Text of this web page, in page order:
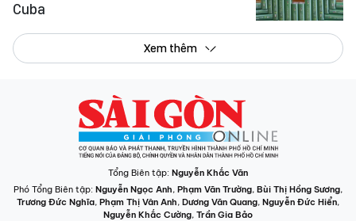
Cuba
Xem thêm
Tổng Biên tập: Nguyễn Khắc Văn
Phó Tổng Biên tập: Nguyễn Ngọc Anh, Phạm Văn Trường, Bùi Thị Hồng Sương,
Trương Đức Nghĩa, Phạm Thị Vân Anh, Dương Văn Quang, Nguyễn Đức Hiển,
Nguyễn Khắc Cường, Trần Gia Bảo